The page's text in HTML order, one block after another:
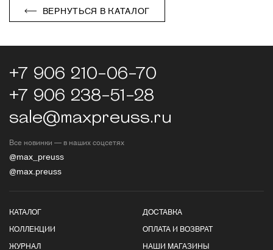
ВЕРНУТЬСЯ В КАТАЛОГ
+7 906 210-06-70
+7 906 238-51-28
sale@maxpreuss.ru
Все новинки — в наших соцсетях
@max_preuss
@max.preuss
КАТАЛОГ
КОЛЛЕКЦИИ
ЖУРНАЛ
ДОСТАВКА
ОПЛАТА И ВОЗВРАТ
НАШИ МАГАЗИНЫ